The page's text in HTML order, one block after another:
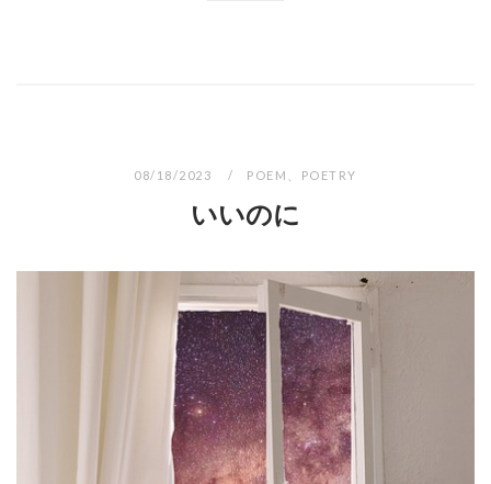
08/18/2023 POEM POETRY
いいのに